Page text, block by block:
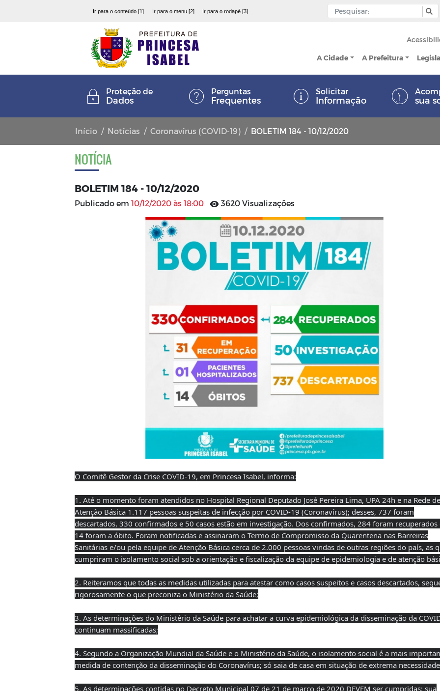
Ir para o conteúdo [1] Ir para o menu [2] Ir para o rodapé [3]
A Cidade A Prefeitura
Proteção de
Dados
Perguntas
Frequentes
Solicitar
Informação sua
Início Notícias Coronavírus (COVID-19) BOLETIM 184 - 10/12/2020
NOTÍCIA
BOLETIM 184 - 10/12/2020
Publicado em 10/12/2020 às 18:00 3620 Visualizações
O Comitê Gestor da Crise COVID-19, em Princesa Isabel, informa:
1. Até o momento foram atendidos no Hospital Regional Deputado José Pereira Lima, UPA 24h e na Rede de
Atenção Básica 1.117 pessoas suspeitas de infecção por COVID-19 (Coronavírus); desses, 737 foram
descartados, 330 confirmados e 50 casos estão em investigação. Dos confirmados, 284 foram recuperados
14 foram a óbito. Foram notificadas e assinaram o Termo de Compromisso da Quarentena nas Barreiras
Sanitárias e/ou pela equipe de Atenção Básica cerca de 2.000 pessoas vindas de outras regiões do país, as
cumpriram o isolamento social sob a orientação e fiscalização da equipe de epidemiologia e de atenção
2. Reiteramos que todas as medidas utilizadas para atestar como casos suspeitos e casos descartados,
rigorosamente o que preconiza o Ministério da Saúde;
3. As determinações do Ministério da Saúde para achatar a curva epidemiológica da disseminação da
continuam massificadas;
4. Segundo a Organização Mundial da Saúde e o Ministério da Saúde, o isolamento social é a mais
medida de contenção da disseminação do Coronavírus; só saia de casa em situação de extrema
5. As determinações contidas no Decreto Municipal 07 de 21 de março de 2020 DEVEM ser cumpridas; sua